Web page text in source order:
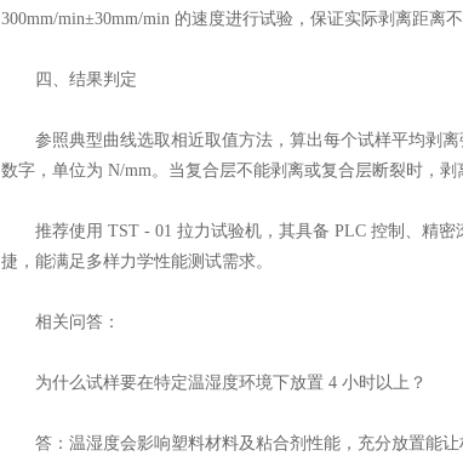
300mm/min±30mm/min 的速度进行试验，保证实际剥离距离
四、结果判定
参照典型曲线选取相近取值方法，算出每个试样平均剥离
数字，单位为 N/mm。当复合层不能剥离或复合层断裂时，剥
推荐使用 TST - 01 拉力试验机，其具备 PLC 控制、精密
捷，能满足多样力学性能测试需求。
相关问答：
为什么试样要在特定温湿度环境下放置 4 小时以上？
答：温湿度会影响塑料材料及粘合剂性能，充分放置能让